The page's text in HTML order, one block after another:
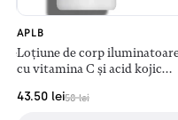
APLB
Loțiune de corp
cu vitamina C și acid kojic
58lei
43.50 lei